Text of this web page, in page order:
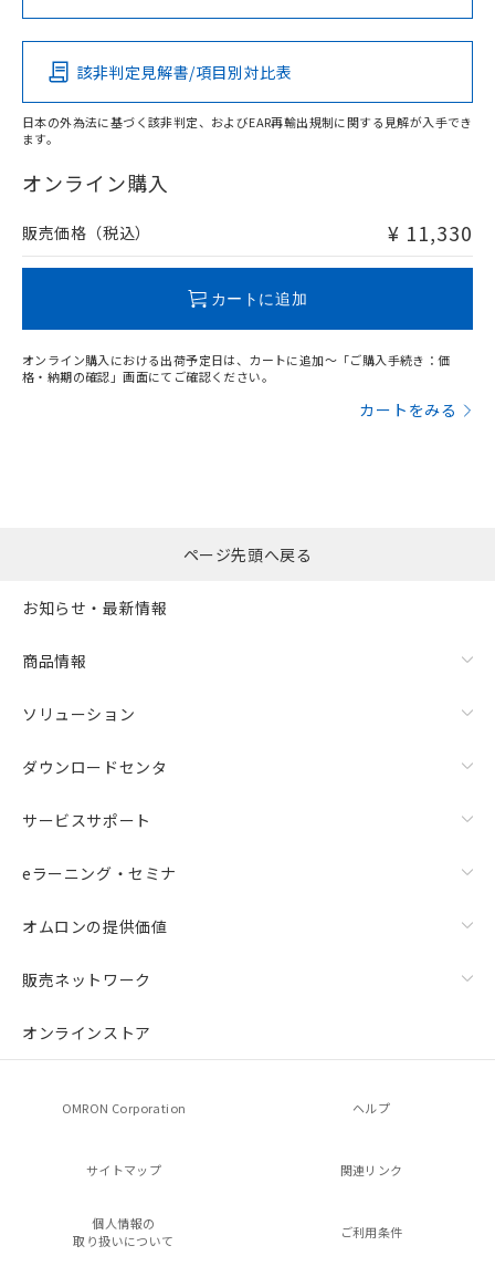
検出領域
漏れ電流特性
Pb Hg Cd Cr(VI)
O
在庫等で未対応品が混在する可能性があります。
問い合わせください。
この製品の規格認証/適合状況ページへ
その他の認証はこちらのページからご検索ください
該非判定見解書/項目別対比表
日本の外為法に基づく該非判定、およびEAR再輸出規制に関する見解が入手でき
ます。
オンライン購入
販売価格（税込） ¥ 11,330
カートに追加
オンライン購入における出荷予定日は、カートに追加～「ご購入手続き：価
格・納期の確認」画面にてご確認ください。
カートをみる
ページ先頭へ戻る
お知らせ・最新情報
商品情報
ソリューション
ダウンロードセンタ
サービスサポート
eラーニング・セミナ
オムロンの提供価値
販売ネットワーク
オンラインストア
OMRON Corporation ヘルプ
サイトマップ 関連リンク
個人情報の
取り扱いについて
ご利用条件